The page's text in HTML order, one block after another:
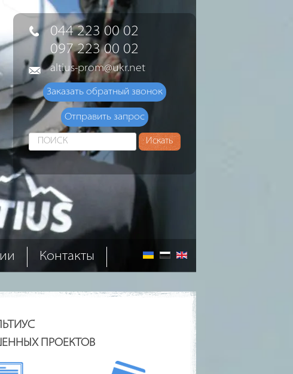
044 223 00 02
097 223 00 02
altius-prom@ukr.net
Заказать обратный звонок
Отправить запрос
Искать... Искать
Контакты
ПРОЕКТОВ